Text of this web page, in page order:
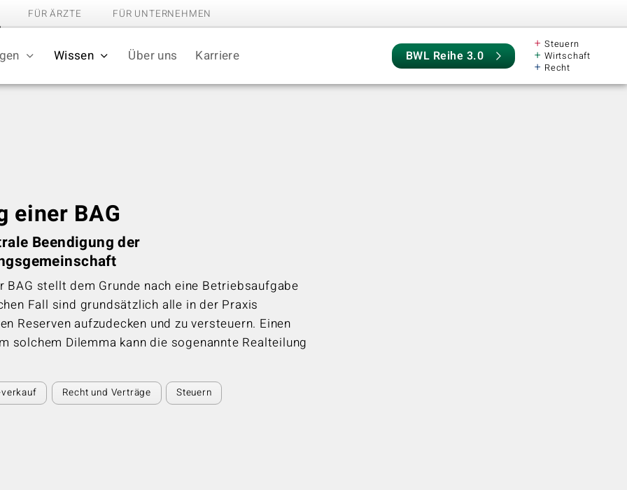
FÜR ÄRZTE FÜR UNTERNEHMEN
Wissen Über uns Karriere BWL Reihe 3.0
+ Steuern
+ Wirtschaft
+ Recht
einer BAG
Beendigung der
BAG stellt dem Grunde nach eine Betriebsaufgabe
Fall sind grundsätzlich alle in der Praxis
Reserven aufzudecken und zu versteuern. Einen
solchem Dilemma kann die sogenannte Realteilung
Recht und Verträge Steuern